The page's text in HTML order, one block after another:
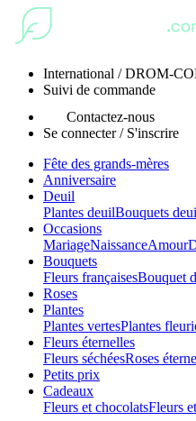
International / DROM-
Suivi de commande
Contactez-nous
Se connecter / S'inscrire
Fête des grands-mères
Anniversaire
Deuil
Plantes deuilBouquets
Occasions
MariageNaissanceAmour
Bouquets
Fleurs françaisesBouquet
Roses
Plantes
Plantes vertesPlantes
Fleurs éternelles
Fleurs séchéesRoses
Petits prix
Cadeaux
Fleurs et chocolatsFleurs